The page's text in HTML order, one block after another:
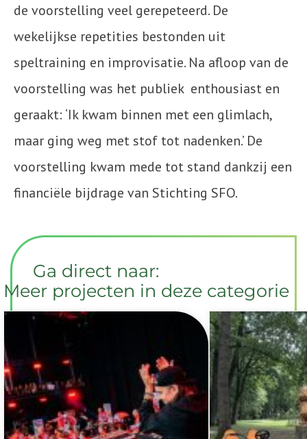
de voorstelling veel gerepeteerd. De
wekelijkse repetities bestonden uit
speltraining en improvisatie. Na afloop van de
voorstelling was het publiek enthousiast en
geraakt: ‘Ik kwam binnen met een glimlach,
maar ging weg met stof tot nadenken.’ De
voorstelling kwam mede tot stand dankzij een
financiële bijdrage van Stichting SFO.
Ga direct naar:
Dien een aanvraag in
Komt mijn project in aanmerking?
Veelgestelde vragen
Meer projecten in deze categorie